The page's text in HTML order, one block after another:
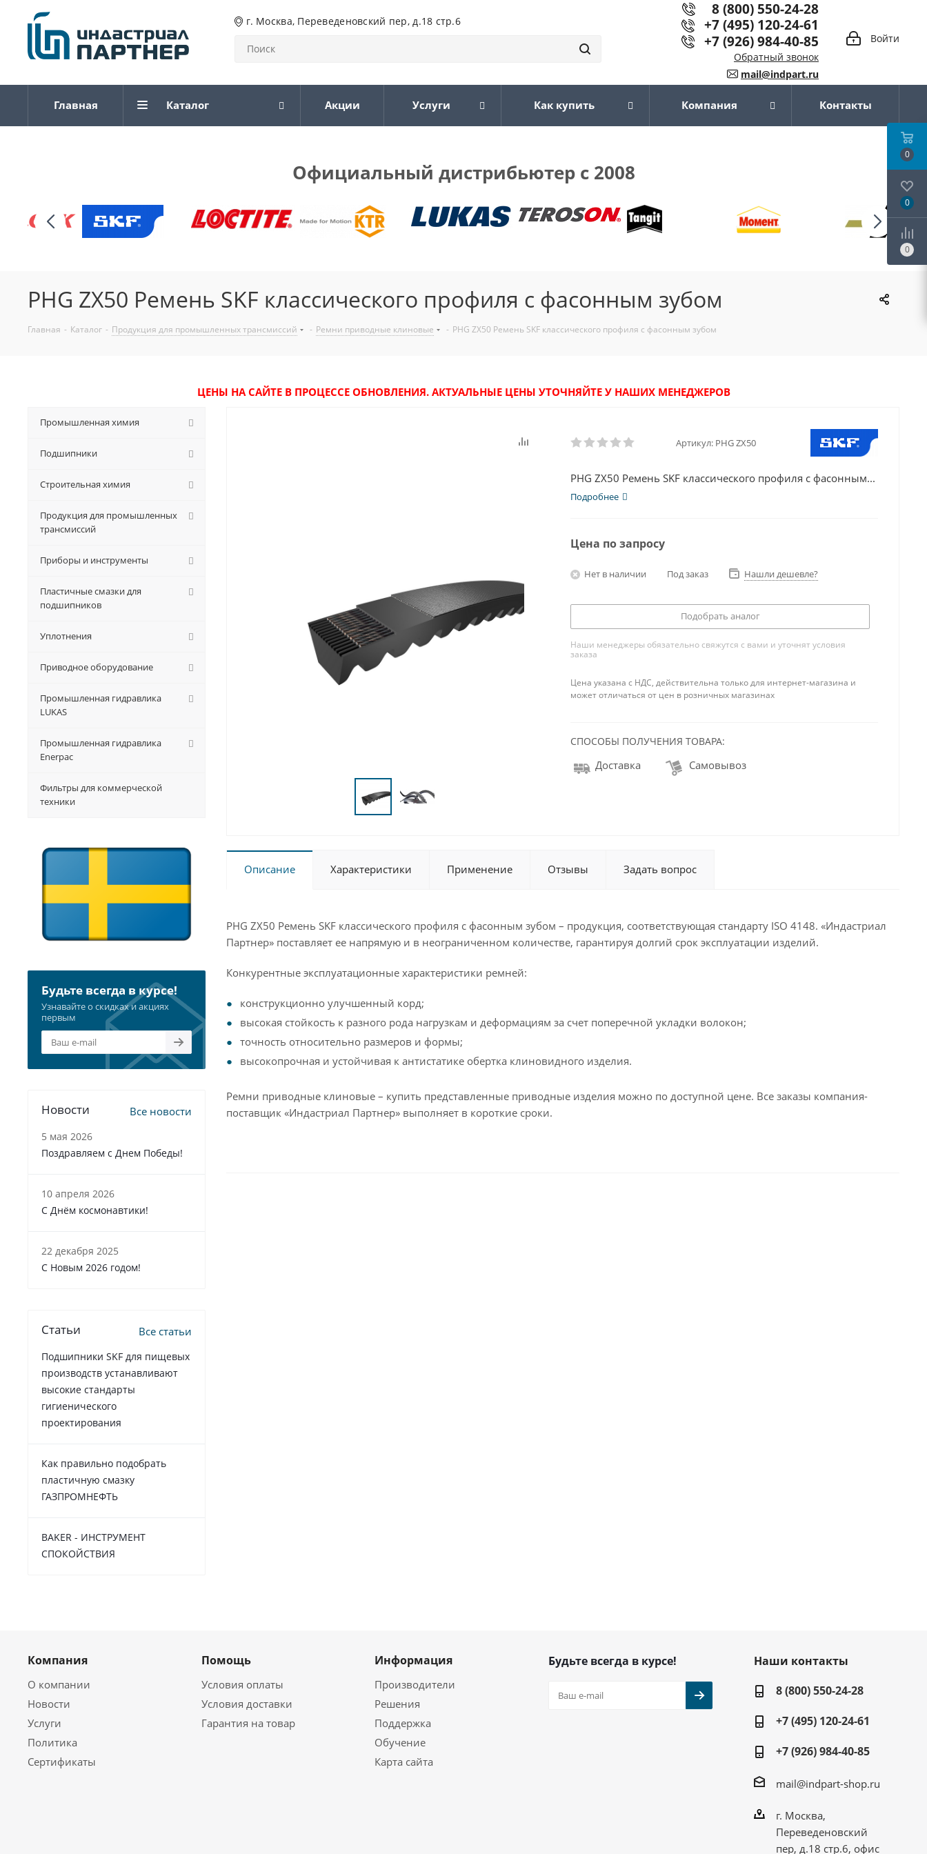
г. Москва, Переведеновский пер, д.18 стр.6
Войти
8 (800) 550-24-28
+7 (495) 120-24-61
+7 (926) 984-40-85
Обратный звонок
mail@indpart.ru
Главная Каталог Акции Услуги Как купить Компания Контакты
Официальный дистрибьютер с 2008
PHG ZX50 Ремень SKF классического профиля с фасонным зубом
Главная - Каталог - Продукция для промышленных трансмиссий - Ремни приводные клиновые - PHG ZX50 Ремень SKF классического профиля с фасонным зубом
ЦЕНЫ НА САЙТЕ В ПРОЦЕССЕ ОБНОВЛЕНИЯ. АКТУАЛЬНЫЕ ЦЕНЫ УТОЧНЯЙТЕ У НАШИХ МЕНЕДЖЕРОВ
Артикул: PHG ZX50
PHG ZX50 Ремень SKF классического профиля с фасонным...
Подробнее
Цена по запросу
Нет в наличии Под заказ Нашли дешевле?
Подобрать аналог
Наши менеджеры обязательно свяжутся с вами и уточнят условия
заказа
Цена указана с НДС, действительна только для интернет-магазина и
может отличаться от цен в розничных магазинах
СПОСОБЫ ПОЛУЧЕНИЯ ТОВАРА:
Доставка Самовывоз
Описание Характеристики Применение Отзывы Задать вопрос
PHG ZX50 Ремень SKF классического профиля с фасонным зубом – продукция, соответствующая стандарту ISO 4148. «Индастриал
Партнер» поставляет ее напрямую и в неограниченном количестве, гарантируя долгий срок эксплуатации изделий.
Конкурентные эксплуатационные характеристики ремней:
конструкционно улучшенный корд;
высокая стойкость к разного рода нагрузкам и деформациям за счет поперечной укладки волокон;
точность относительно размеров и формы;
высокопрочная и устойчивая к антистатике обертка клиновидного изделия.
Ремни приводные клиновые – купить представленные приводные изделия можно по доступной цене. Все заказы компания-
поставщик «Индастриал Партнер» выполняет в короткие сроки.
Промышленная химия
Подшипники
Строительная химия
Продукция для промышленных
трансмиссий
Приборы и инструменты
Пластичные смазки для
подшипников
Уплотнения
Приводное оборудование
Промышленная гидравлика
LUKAS
Промышленная гидравлика
Enerpac
Фильтры для коммерческой
техники
Будьте всегда в курсе!
Узнавайте о скидках и акциях
первым
Новости Все новости
5 мая 2026
Поздравляем с Днем Победы!
10 апреля 2026
С Днём космонавтики!
22 декабря 2025
C Новым 2026 годом!
Статьи Все статьи
Подшипники SKF для пищевых
производств устанавливают
высокие стандарты
гигиенического
проектирования
Как правильно подобрать
пластичную смазку
ГАЗПРОМНЕФТЬ
BAKER - ИНСТРУМЕНТ
СПОКОЙСТВИЯ
Компания
О компании
Новости
Услуги
Политика
Сертификаты
Помощь
Условия оплаты
Условия доставки
Гарантия на товар
Информация
Производители
Решения
Поддержка
Обучение
Карта сайта
Будьте всегда в курсе!
Наши контакты
8 (800) 550-24-28
+7 (495) 120-24-61
+7 (926) 984-40-85
mail@indpart-shop.ru
г. Москва,
Переведеновский
пер, д.18 стр.6, офис
0
0
0